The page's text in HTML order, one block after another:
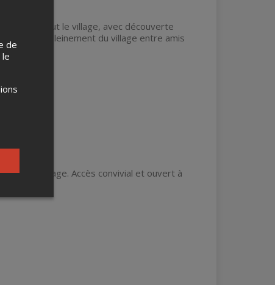
travers tout le village, avec découverte
profiter pleinement du village entre amis
cœur du village. Accès convivial et ouvert à
de